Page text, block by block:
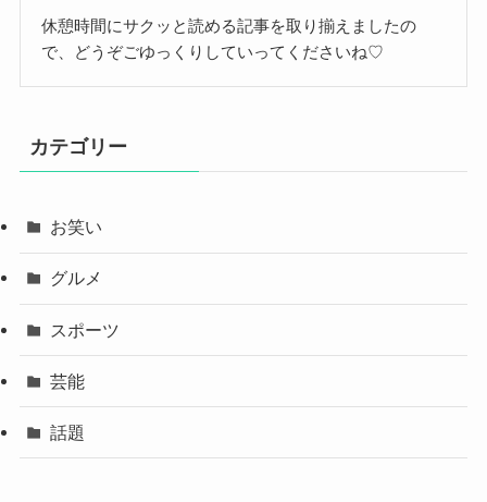
休憩時間にサクッと読める記事を取り揃えましたの
で、どうぞごゆっくりしていってくださいね♡
カテゴリー
お笑い
グルメ
スポーツ
芸能
話題